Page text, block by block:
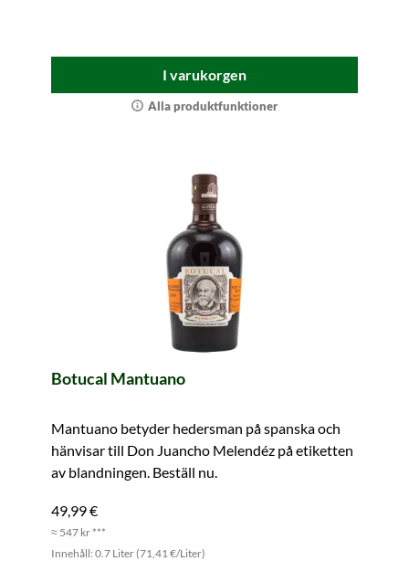
I varukorgen
Alla produktfunktioner
Botucal Mantuano
Mantuano betyder hedersman på spanska och
hänvisar till Don Juancho Melendéz på etiketten
av blandningen. Beställ nu.
49,99 €
≈ 547 kr ***
Innehåll: 0.7 Liter (71,41 €/Liter)